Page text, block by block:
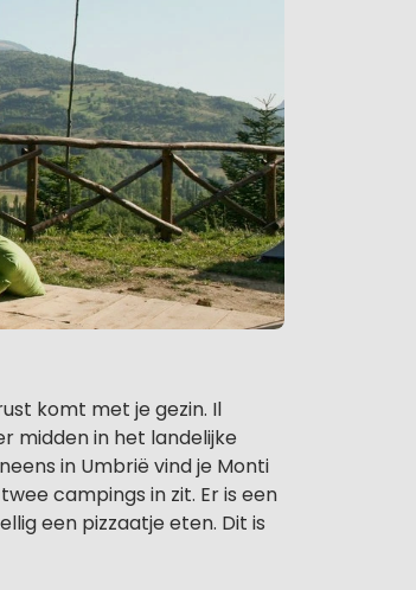
komt met je gezin. Il
midden in het landelijke
in Umbrië vind je Monti
campings in zit. Er is een
een pizzaatje eten. Dit is